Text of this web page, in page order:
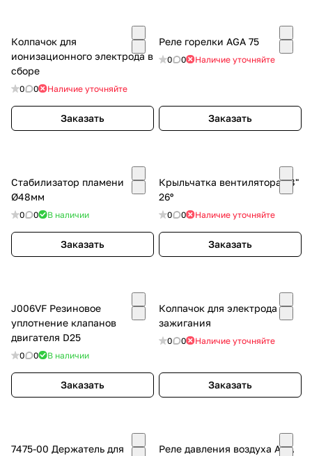
Колпачок для
ионизационного электрода в
сборе
0 0 Наличие уточняйте
Заказать
Реле горелки AGA 75
0 0 Наличие уточняйте
Заказать
Стабилизатор пламени
Ø48мм
0 0 В наличии
Заказать
Крыльчатка вентилятора 18"
26º
0 0 Наличие уточняйте
Заказать
J006VF Резиновое
уплотнение клапанов
двигателя D25
0 0 В наличии
Заказать
Колпачок для электрода
зажигания
0 0 Наличие уточняйте
Заказать
7475-00 Держатель для
Реле давления воздуха AGA